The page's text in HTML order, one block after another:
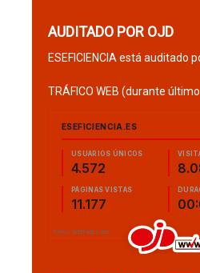
AUDITADO POR OJD
ESEFICIENCIA está auditado
TRÁFICO WEB (durante